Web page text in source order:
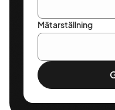
Mätarställning